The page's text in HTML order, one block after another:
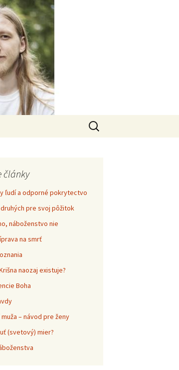
Hľadať:
články
ľudí a odporné pokrytectvo
pre svoj pôžitok
náboženstvo nie
na smrť
naozaj existuje?
Boha
– návod pre ženy
(svetový) mier?